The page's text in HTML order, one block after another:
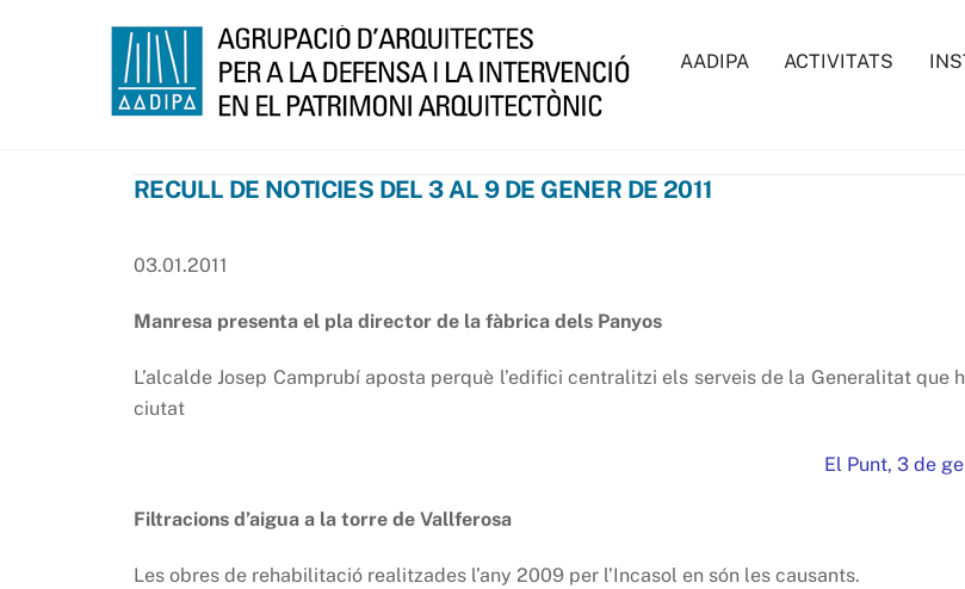
AADIPA ACTIVITATS
RECULL DE NOTICIES DEL 3 AL 9 DE GENER DE 2011
03.01.2011
Manresa presenta el pla director de la fàbrica dels Panyos
L’alcalde Josep Camprubí aposta perquè l’edifici centralitzi els serveis de la Generalitat que
ciutat
El Punt, 3 de
Filtracions d’aigua a la torre de Vallferosa
Les obres de rehabilitació realitzades l’any 2009 per l’Incasol en són les causants.